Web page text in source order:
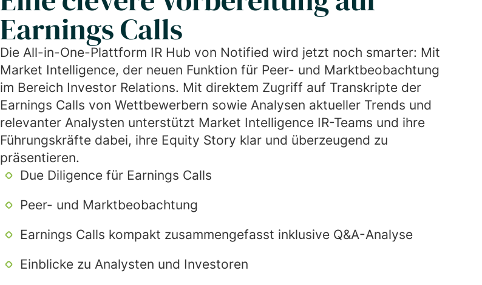
Earnings Calls
Die All-in-One-Plattform IR Hub von Notified wird jetzt noch smarter: Mit
Market Intelligence, der neuen Funktion für Peer- und Marktbeobachtung
im Bereich Investor Relations. Mit direktem Zugriff auf Transkripte der
Earnings Calls von Wettbewerbern sowie Analysen aktueller Trends und
relevanter Analysten unterstützt Market Intelligence IR-Teams und ihre
Führungskräfte dabei, ihre Equity Story klar und überzeugend zu
präsentieren.
Due Diligence für Earnings Calls
Peer- und Marktbeobachtung
Earnings Calls kompakt zusammengefasst inklusive Q&A-Analyse
Einblicke zu Analysten und Investoren